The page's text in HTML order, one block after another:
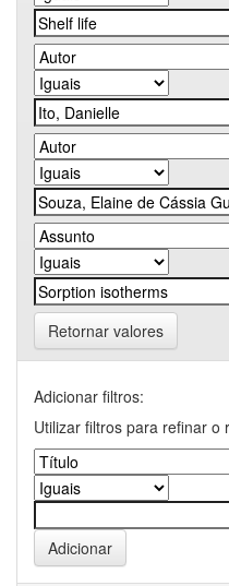
Retornar valores
Adicionar filtros:
Utilizar filtros para refinar o